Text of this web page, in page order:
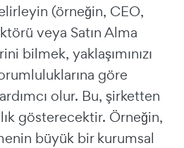
(örneğin, CEO,
veya Satın Alma
bilmek, yaklaşımınızı
göre
olur. Bu, şirketten
gösterecektir. Örneğin,
büyük bir kurumsal